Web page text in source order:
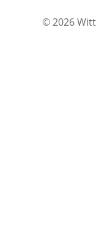
© 2026 Witt